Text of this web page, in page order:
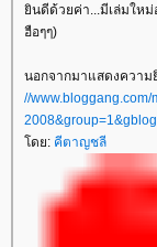
นดีด้วยค่า...มีเล่มใหม่อ
ฮือๆๆ)
นอกจากมาแสดงความ
//
ดย: คีตาญชลี